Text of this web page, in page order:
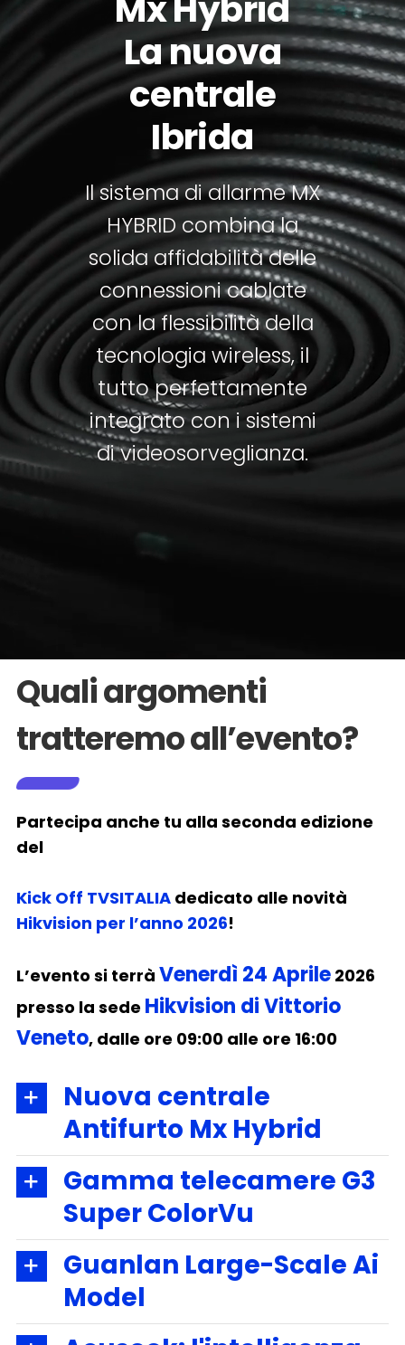
La nuova
centrale
Ibrida
Il sistema di allarme MX
HYBRID combina la
solida affidabilità delle
connessioni cablate
con la flessibilità della
tecnologia wireless, il
tutto perfettamente
integrato con i sistemi
di videosorveglianza.
Quali argomenti
tratteremo all’evento?
Partecipa anche tu alla seconda edizione
del
Kick Off TVSITALIAdedicato alle novità
Hikvision per l’anno 2026!
L’evento si terrà Venerdì 24 Aprile2026
presso la sede Hikvision di Vittorio
Veneto, dalle ore 09:00alle ore 16:00
Nuova centrale
Antifurto Mx Hybrid
Gamma telecamere G3
Super ColorVu
Guanlan Large-Scale Ai
Model